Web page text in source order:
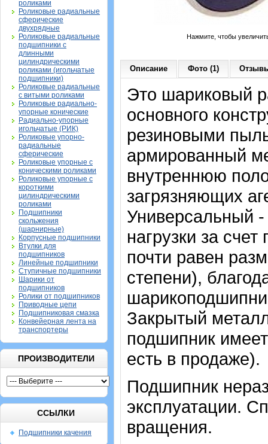
роликами
Роликовые радиальные
сферические
двухрядные
Роликовые радиальные
подшипники с
длинными
цилиндрическими
роликами (игольчатые
подшипники)
Роликовые радиальные
с витыми роликами
Роликовые радиально-
упорные конические
Радиально-упорные
игольчатые (РИК)
Роликовые упорно-
радиальные
сферические
Роликовые упорные с
коническими роликами
Роликовые упорные с
короткими
цилиндрическими
роликами
Подшипники
скольжения
(шарнирные)
Корпусные подшипники
Втулки для
подшипников
Линейные подшипники
Ступичные подшипники
Шарики от
подшипников
Ролики от подшипников
Приводные цепи
Подшипниковая смазка
Конвейерная лента на
транспортеры
ПРОИЗВОДИТЕЛИ
ССЫЛКИ
Подшипники качения
Нажмите, чтобы
Описание Фото (1)
Это шариковый
основного
резиновыми
армированный
внутреннюю
загрязняющих
Универсальный
нагрузки за
почти равен
степени),
Закрытый
подшипник
есть в продаже).
Подшипник
эксплуатации.
вращения.